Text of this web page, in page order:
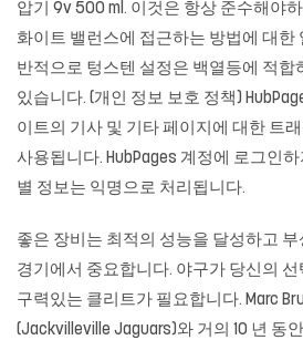
압기 9v 500 ml. 이것은 항상 준수해야
화이트 밸런스에 접근하는 방법에 대한
반적으로 텅스텐 설정은 백열등에 적합
있습니다. (개인 정보 보호 정책)
이트의 기사 및 기타 페이지에 대한 트
사용됩니다. HubPages 계정에 로그인
별 정보는 익명으로 처리됩니다.
좋은 장비는 최적의 성능을 달성하고
경기에서 중요합니다. 야구가 당신의
구력있는 클리트가 필요합니다. Marc
(Jackvilleville Jaguars)와 거의 10 년 동